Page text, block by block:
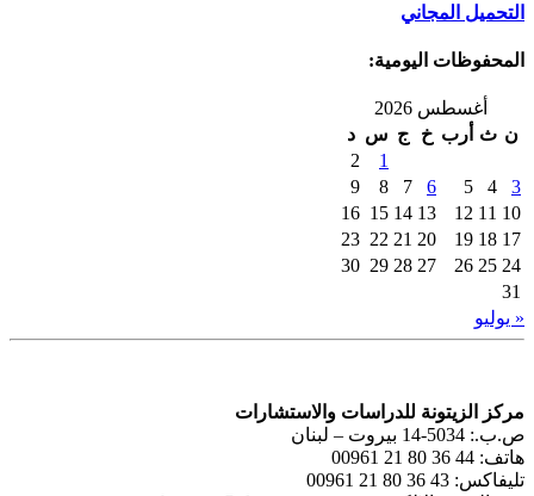
التحميل المجاني
المحفوظات اليومية:
أغسطس 2026
ن ث أرب خ ج س د
1
2
3
4
5
6
7
8
9
10
11
12
13
14
15
16
17
18
19
20
21
22
23
24
25
26
27
28
29
30
31
« يوليو
مركز الزيتونة للدراسات والاستشارات
ص.ب.: 5034-14 بيروت – لبنان
هاتف: 44 36 80 21 00961
تليفاكس: 43 36 80 21 00961